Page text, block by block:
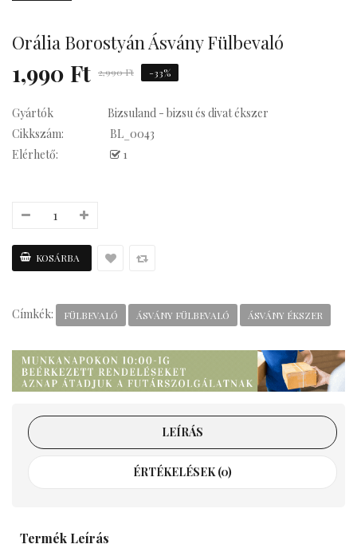
Orália Borostyán Ásvány Fülbevaló
1,990 Ft 2,990 Ft -33%
Gyártók
Bizsuland - bizsu és divat ékszer
Cikkszám:
BL_0043
Elérhető:
1
Címkék: FÜLBEVALÓ ÁSVÁNY FÜLBEVALÓ ÁSVÁNY ÉKSZER
LEÍRÁS
ÉRTÉKELÉSEK (0)
Termék Leírás